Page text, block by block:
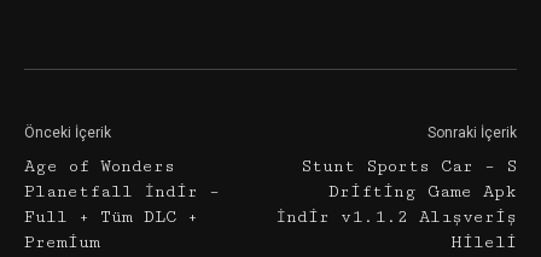
Önceki İçerik
Age of Wonders
Planetfall İndir –
Full + Tüm DLC +
Premium
Sonraki İçerik
Stunt Sports Car – S
Drifting Game Apk
İndir v1.1.2 Alışveriş
Hileli